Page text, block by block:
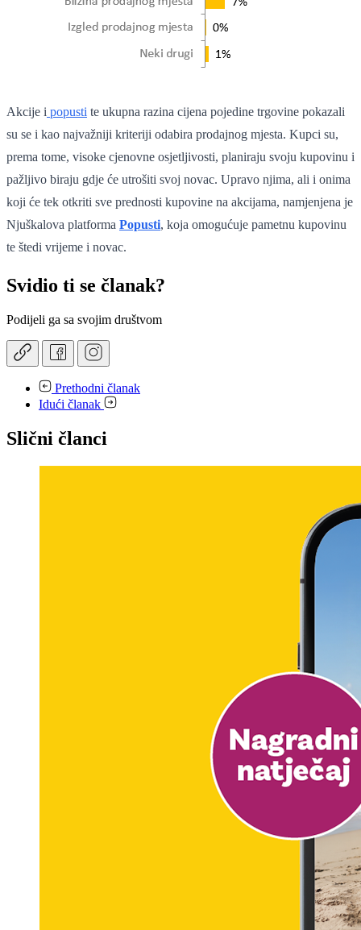
Akcije i popusti te ukupna razina cijena pojedine trgovine pokazali
su se i kao najvažniji kriteriji odabira prodajnog mjesta. Kupci su,
prema tome, visoke cjenovne osjetljivosti, planiraju svoju kupovinu i
pažljivo biraju gdje će utrošiti svoj novac. Upravo njima, ali i onima
koji će tek otkriti sve prednosti kupovine na akcijama, namjenjena je
Njuškalova platforma Popusti, koja omogućuje pametnu kupovinu
te štedi vrijeme i novac.
Svidio ti se članak?
Podijeli ga sa svojim društvom
Prethodni članak
Idući članak
Slični članci